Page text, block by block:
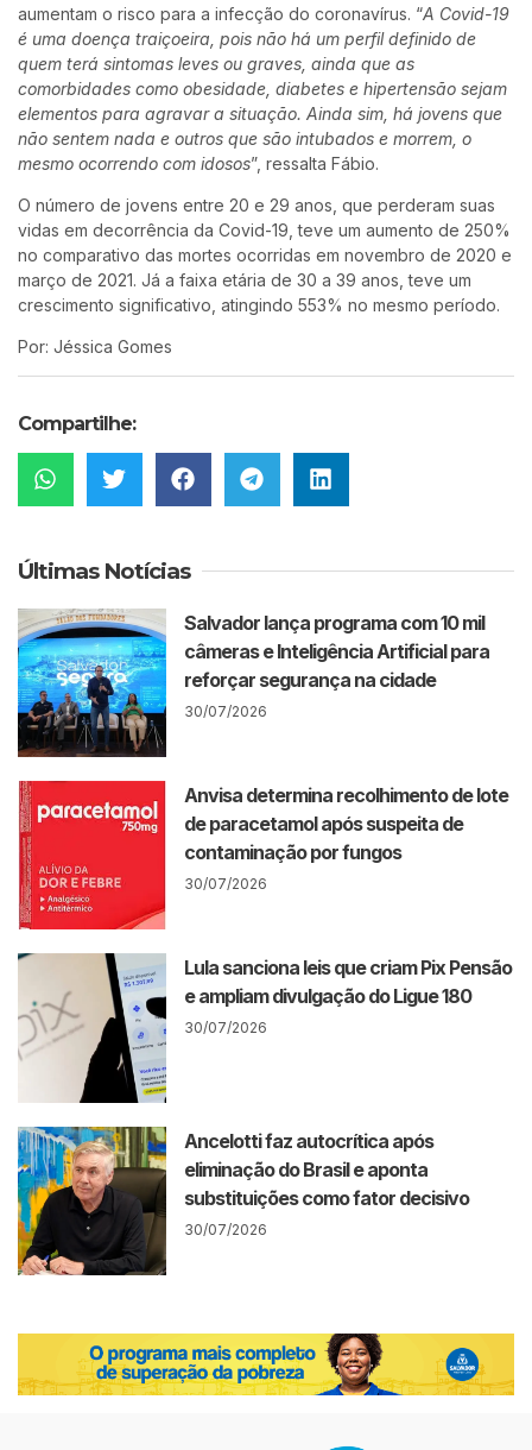
aumentam o risco para a infecção do coronavírus. “A Covid-19
é uma doença traiçoeira, pois não há um perfil definido de
quem terá sintomas leves ou graves, ainda que as
comorbidades como obesidade, diabetes e hipertensão sejam
elementos para agravar a situação. Ainda sim , há jovens que
não sentem nada e outros que são intubados e morrem, o
mesmo ocorrendo com idosos”, ressalta Fábio.
O número de jovens entre 20 e 29 anos, que perderam suas
vidas em decorrência da Covid-19, teve um aumento de 250%
no comparativo das mortes ocorridas em novembro de 2020 e
março de 2021. Já a faixa etária de 30 a 39 anos, teve um
crescimento significativo, atingindo 553% no mesmo período.
Por: Jéssica Gomes
Compartilhe:
Últimas Notícias
Salvador lança programa com 10 mil
câmeras e Inteligência Artificial para
reforçar segurança na cidade
30/07/2026
Anvisa determina recolhimento de lote
de paracetamol após suspeita de
contaminação por fungos
30/07/2026
Lula sanciona leis que criam Pix Pensão
e ampliam divulgação do Ligue 180
30/07/2026
Ancelotti faz autocrítica após
eliminação do Brasil e aponta
substituições como fator decisivo
30/07/2026